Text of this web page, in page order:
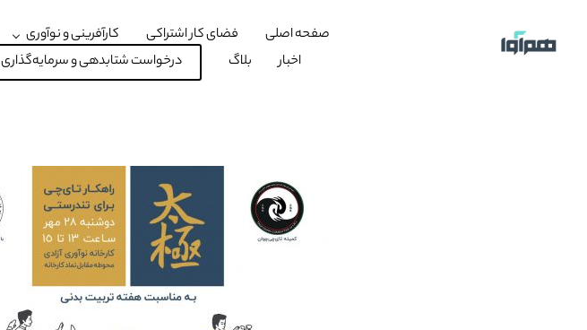
صفحه اصلی فضای کار اشتراکی کارآفرینی و نوآوری
اخبار
بلاگ درخواست شتابدهی و سرمایه‌گذاری